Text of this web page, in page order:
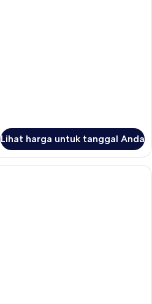
Lihat harga untuk tanggal Anda